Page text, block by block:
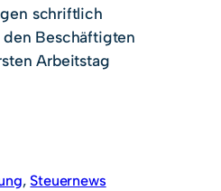
schriftlich
Beschäftigten
Arbeitstag
, Steuernews